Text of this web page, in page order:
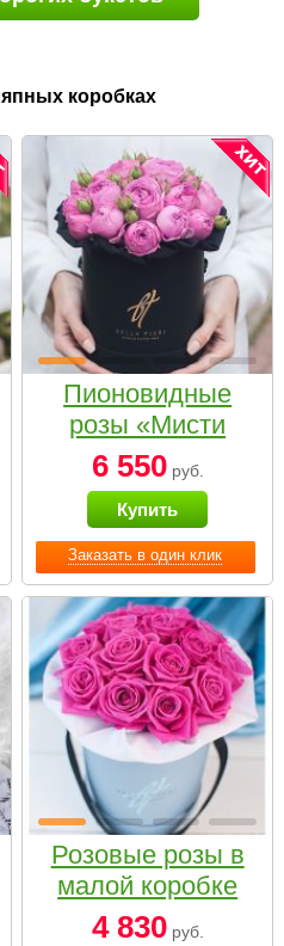
коробках
Заказать в один клик
Пионовидные
розы «Мисти
бабблс» в
черной коробке
Small
6 550руб.
Купить
Розовые розы в
малой коробке
4 830руб.